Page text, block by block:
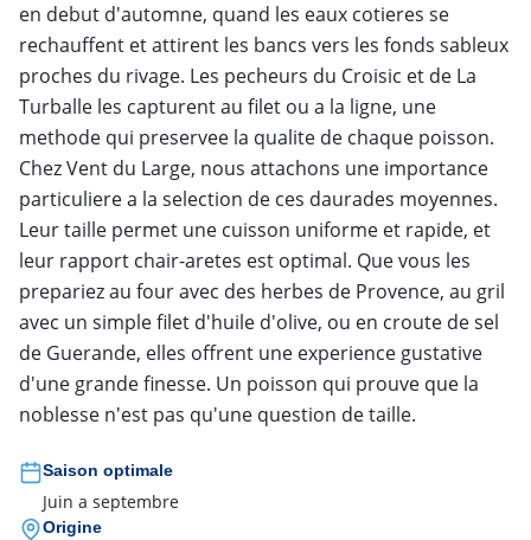
en debut d'automne, quand les eaux cotieres se
rechauffent et attirent les bancs vers les fonds sableux
proches du rivage. Les pecheurs du Croisic et de La
Turballe les capturent au filet ou a la ligne, une
methode qui preservee la qualite de chaque poisson.
Chez Vent du Large, nous attachons une importance
particuliere a la selection de ces daurades moyennes.
Leur taille permet une cuisson uniforme et rapide, et
leur rapport chair-aretes est optimal. Que vous les
prepariez au four avec des herbes de Provence, au gril
avec un simple filet d'huile d'olive, ou en croute de sel
de Guerande, elles offrent une experience gustative
d'une grande finesse. Un poisson qui prouve que la
noblesse n'est pas qu'une question de taille.
Saison optimale
Juin a septembre
Origine